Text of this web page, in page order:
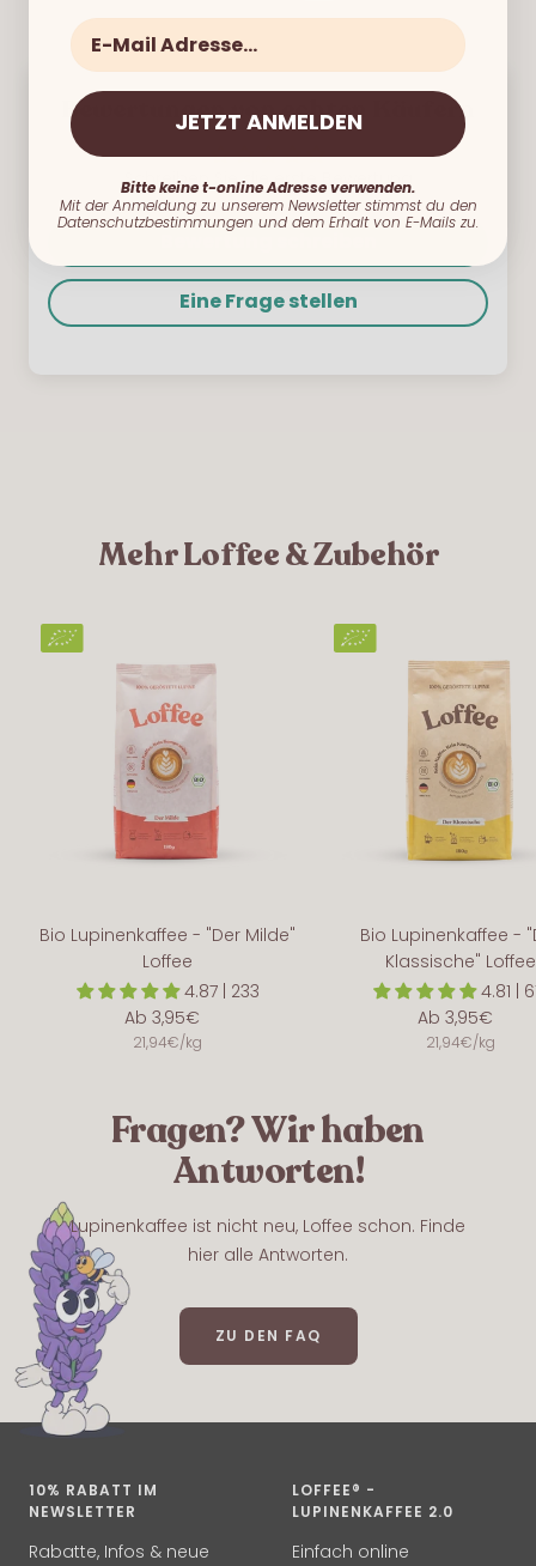
Bewertungen von echten Käufern
Schreiben Sie die erste Bewertung
Eine Frage stellen
M ehr Loffee & Zubehör
Bio Lupinenkaffee - "Der Milde"
Loffee
4.87 | 233
Angebotspreis
Ab 3,95€
21,94€/kg
Bio Lupinenkaffee -
Klassische" Loffee
4.81 |
Ab 3,95€
21,94€/kg
Fragen? Wir haben
Antworten!
Lupinenkaffee ist nicht neu, Loffee schon. Finde
hier alle Antworten.
ZU DEN FAQ
10% RABATT IM
NEWSLETTER
Rabatte, Infos & neue
LOFFEE® -
LUPINENKAFFEE 2.0
Einfach online
E-Mail
JETZT ANMELDEN
Bitte keine t-online Adresse verwenden.
Mit der Anmeldung zu unserem Newsletter stimmst du den
Datenschutzbestimmungen und dem Erhalt von E-Mails zu.